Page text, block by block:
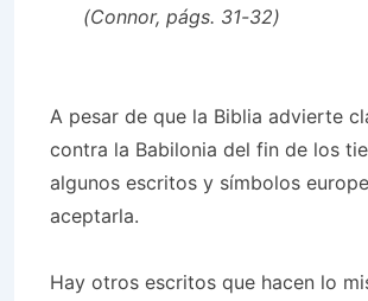
(Connor, págs. 31-32)
A pesar de que la Biblia advierte
contra la Babilonia del fin de los
algunos escritos y símbolos
aceptarla.
Hay otros escritos que hacen lo